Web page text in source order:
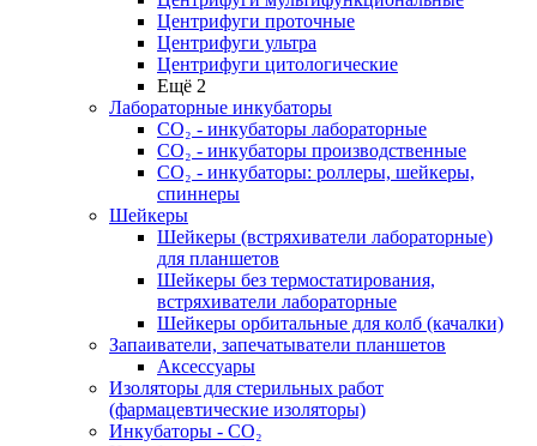
Центрифуги проточные
Центрифуги ультра
Центрифуги цитологические
Ещё 2
Лабораторные инкубаторы
СО₂ - инкубаторы лабораторные
СО₂ - инкубаторы производственные
СО₂ - инкубаторы: роллеры, шейкеры,
спиннеры
Шейкеры
Шейкеры (встряхиватели лабораторные)
для планшетов
Шейкеры без термостатирования,
встряхиватели лабораторные
Шейкеры орбитальные для колб (качалки)
Запаиватели, запечатыватели планшетов
Аксессуары
Изоляторы для стерильных работ
(фармацевтические изоляторы)
Инкубаторы - CO₂